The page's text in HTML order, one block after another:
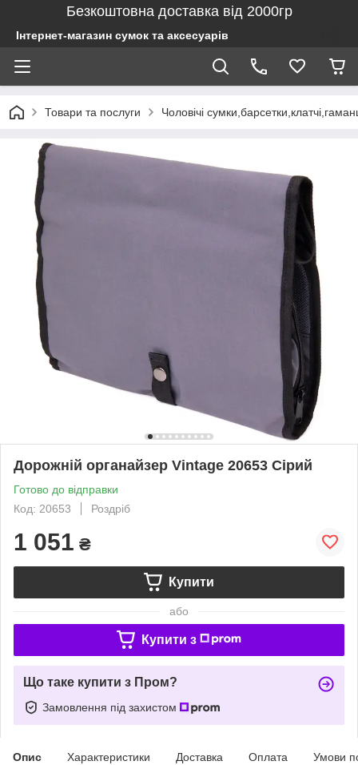
Безкоштовна доставка від 2000гр
Інтернет-магазин сумок та аксесуарів
Товари та послуги Чоловічі
Дорожній органайзер Vintage 20653 Сірий
Готово до відправки
Код: 20653
Роздріб
1 051 ₴
Купити
або
Купити з
Що таке купити з Пром?
Замовлення під захистом
Опис Характеристики Доставка Оплата Умови